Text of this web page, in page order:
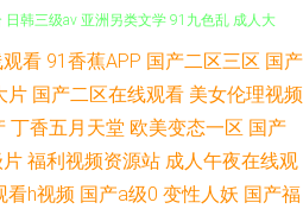
喷水网站 a'v写真导航 成人午夜剧场福利
韩三级av 亚洲另类文学 91九色乱 成人大
看 91香蕉APP 国产二区三区 国产
片 国产二区在线观看 美女伦理视频
丁香五月天堂 欧美变态一区 国产
福利视频资源站 成人午夜在线观
看h视频 国产a级0 变性人妖 国产福